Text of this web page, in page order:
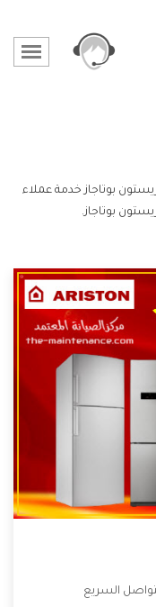
بوتاجاز خدمة عملاء
بوتاجاز.
السريع